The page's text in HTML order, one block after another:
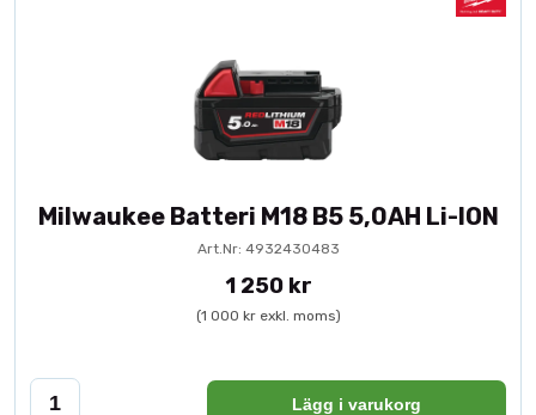
Milwaukee Batteri M18 B5 5,0AH Li-ION
Art.Nr: 4932430483
1 250 kr
(1 000 kr exkl. moms)
Lägg i varukorg